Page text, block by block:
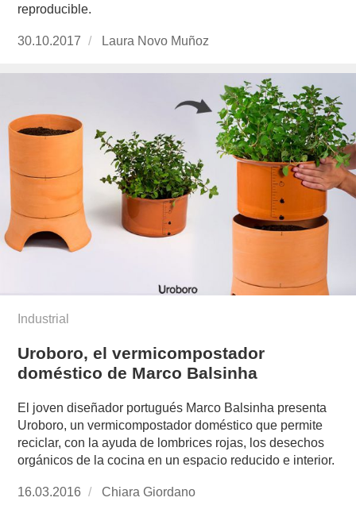
reproducible.
Publicado
30.10.2017
https://www.experimenta.es/author/laura-
Laura Novo Muñoz
Industrial
Uroboro, el vermicompostador
doméstico de Marco Balsinha
El joven diseñador portugués Marco Balsinha presenta
Uroboro, un vermicompostador doméstico que permite
reciclar, con la ayuda de lombrices rojas, los desechos
orgánicos de la cocina en un espacio reducido e interior.
Publicado
16.03.2016
https://www.experimenta.es/author/chiara-
Chiara Giordano